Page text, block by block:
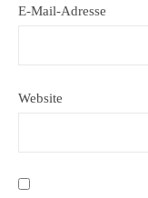
E-Mail-Adresse
Website